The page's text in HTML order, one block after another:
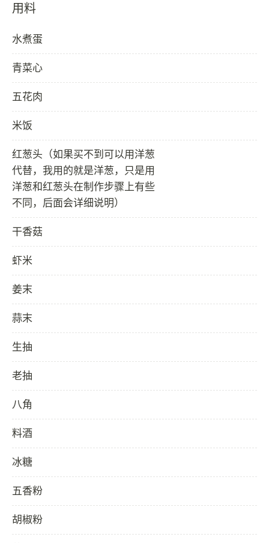
用料
水煮蛋
青菜心
五花肉
米饭
红葱头（如果买不到可以用洋葱
代替，我用的就是洋葱，只是用
洋葱和红葱头在制作步骤上有些
不同，后面会详细说明）
干香菇
虾米
姜末
蒜末
生抽
老抽
八角
料酒
冰糖
五香粉
胡椒粉